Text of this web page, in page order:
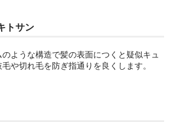
トサン
ような構造で髪の表面につくと疑似キュ
や切れ毛を防ぎ指通りを良くします。